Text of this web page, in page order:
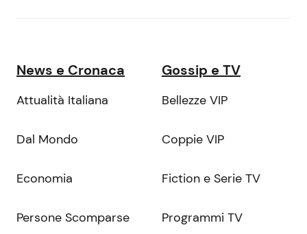
News e Cronaca
Attualità Italiana
Dal Mondo
Economia
Persone Scomparse
Gossip e TV
Bellezze VIP
Coppie VIP
Fiction e Serie TV
Programmi TV